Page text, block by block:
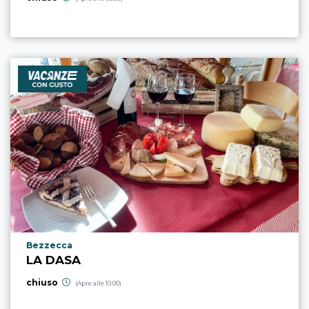
Località punto di interesse
Bezzecca
LA DASA
chiuso (Apre alle 10:00)